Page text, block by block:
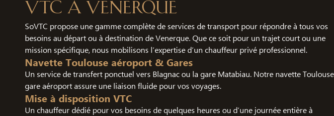
VTC à Venerque
SoVTC propose une gamme complète de services de transport pour répondre à tous vos
besoins au départ ou à destination de Venerque. Que ce soit pour un trajet court ou une
mission spécifique, nous mobilisons l’expertise d’un chauffeur privé professionnel.
Navette Toulouse aéroport & Gares
Un service de transfert ponctuel vers Blagnac ou la gare Matabiau. Notre navette Toulouse
gare aéroport assure une liaison fluide pour vos voyages.
Mise à disposition VTC
Un chauffeur dédié pour vos besoins de quelques heures ou d’une journée entière à